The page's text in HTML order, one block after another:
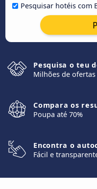
Pesquisar hotéis com
Pesquisa o teu
Milhões de
Compara os
Poupa até 70%
Encontra o
Fácil e